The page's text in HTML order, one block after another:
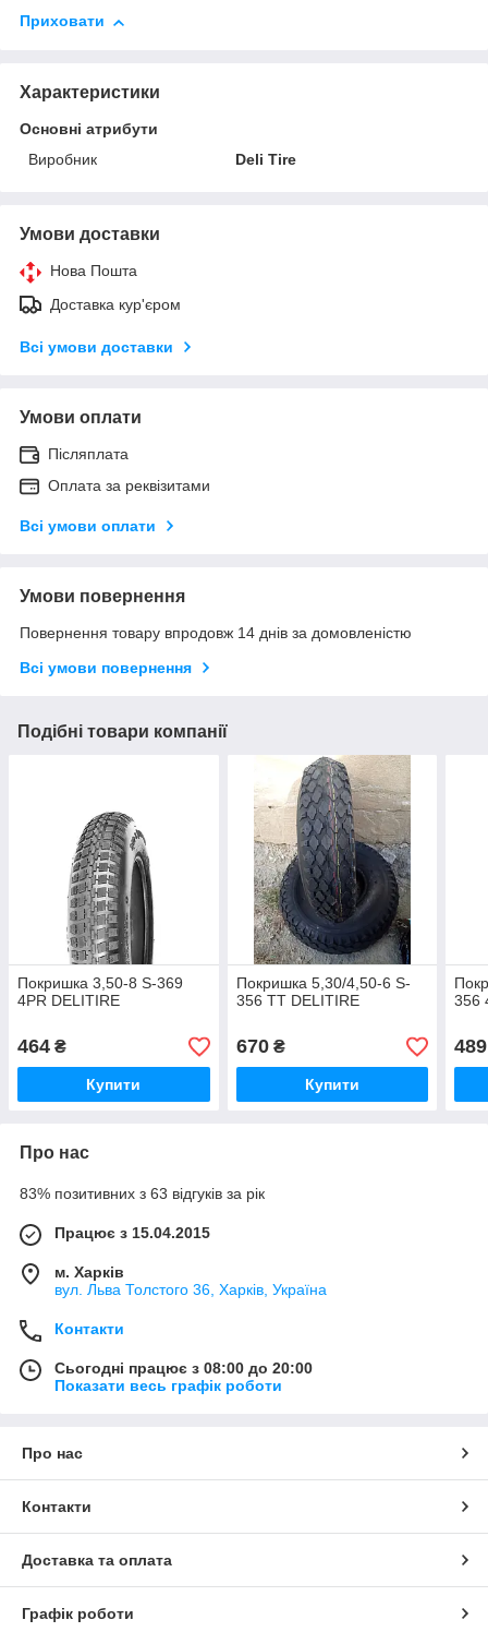
Приховати
Характеристики
Основні атрибути
Виробник
Deli Tire
Умови доставки
Нова Пошта
Доставка кур'єром
Всі умови доставки
Умови оплати
Післяплата
Оплата за реквізитами
Всі умови оплати
Умови повернення
Повернення товару впродовж 14 днів за домовленістю
Всі умови повернення
Подібні товари компанії
Покришка 3,50-8 S-369
4PR DELITIRE
464 ₴
Купити
Покришка 5,30/4,50-6 S-
356 ТТ DELITIRE
670₴
Купити
356
489
Про нас
83% позитивних з 63 відгуків за рік
Працює з 15.04.2015
м. Харків
вул. Льва Толстого 36, Харків, Україна
Контакти
Сьогодні працює з 08:00 до 20:00
Показати весь графік роботи
Про нас
Контакти
Доставка та оплата
Графік роботи